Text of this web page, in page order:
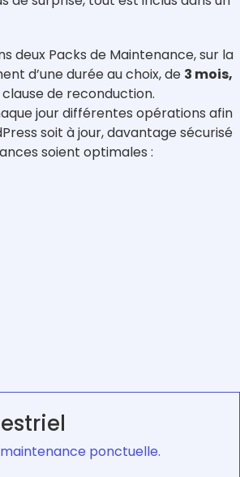
deux Packs de Maintenance, sur la
d’une durée au choix, de 3 mois,
de reconduction.
jour différentes opérations afin
soit à jour, davantage sécurisé
soient optimales :
ponctuelle.